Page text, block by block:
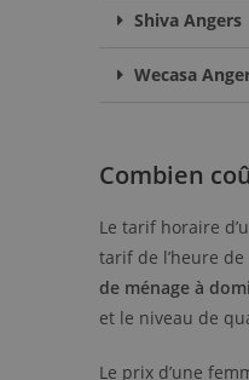
Shiva Angers
Wecasa
Combien
Le tarif horaire
tarif de l’heure
de ménage à
et le niveau de
Le prix d’une